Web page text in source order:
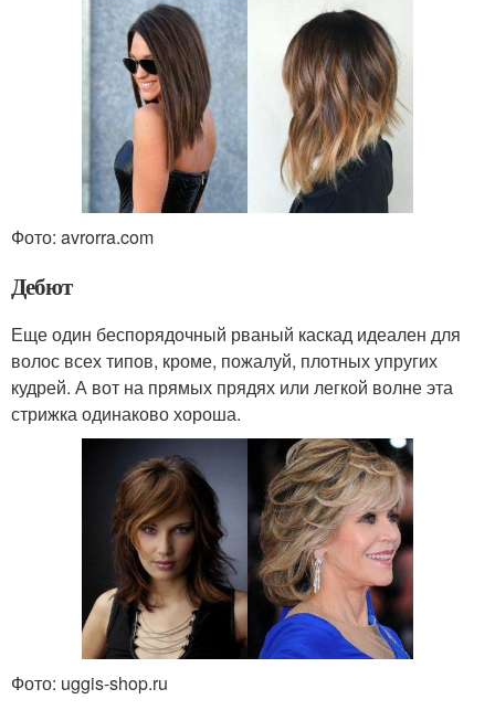
Фото: avrorra.com
Дебют
Еще один беспорядочный рваный каскад идеален для
волос всех типов, кроме, пожалуй, плотных упругих
кудрей. А вот на прямых прядях или легкой волне эта
стрижка одинаково хороша.
Фото: uggis-shop.ru